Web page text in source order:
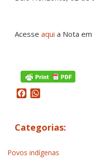
Acesse aqui a Nota
Facebook
Categorias:
Povos indígenas